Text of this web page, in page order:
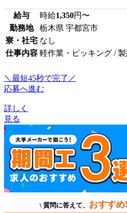
給与 時給1,350円〜
勤務地
栃木県 宇都宮市
寮・社宅 なし
仕事内容 軽作業・ピッキング /
＼最短45秒で完了／
応募へ進む
詳しく
見る
\ 質問に答えて、 おすすめ